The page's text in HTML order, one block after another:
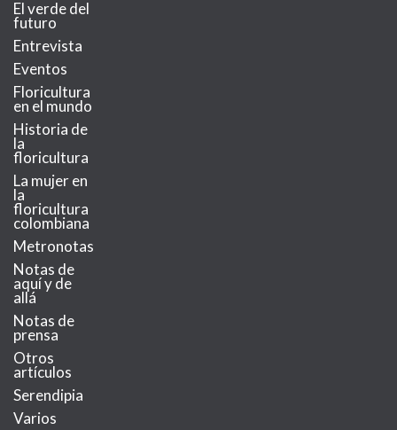
El verde del
futuro
Entrevista
Eventos
Floricultura
en el mundo
Historia de
la
floricultura
La mujer en
la
floricultura
colombiana
Metronotas
Notas de
aquí y de
allá
Notas de
prensa
Otros
artículos
Serendipia
Varios